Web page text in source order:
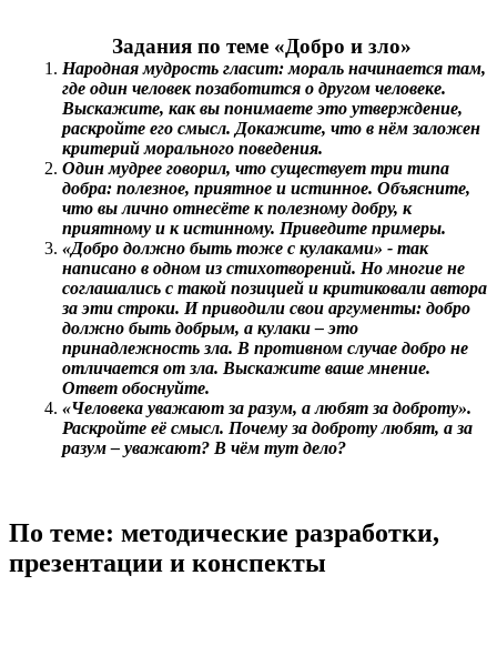
Задания по теме «Добро и зло»
Народная мудрость гласит: мораль начинается там,
где один человек позаботится о другом человеке.
Выскажите, как вы понимаете это утверждение,
раскройте его смысл. Докажите, что в нём заложен
критерий морального поведения.
Один мудрее говорил, что существует три типа
добра: полезное, приятное и истинное. Объясните,
что вы лично отнесёте к полезному добру, к
приятному и к истинному. Приведите примеры.
«Добро должно быть тоже с кулаками» - так
написано в одном из стихотворений. Но многие не
соглашались с такой позицией и критиковали автора
за эти строки. И приводили свои аргументы: добро
должно быть добрым, а кулаки – это
принадлежность зла. В противном случае добро не
отличается от зла. Выскажите ваше мнение.
Ответ обоснуйте.
«Человека уважают за разум, а любят за доброту».
Раскройте её смысл. Почему за доброту любят, а за
разум – уважают? В чём тут дело?
По теме: методические разработки,
презентации и конспекты